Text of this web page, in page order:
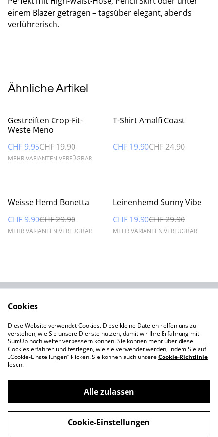
einem Blazer getragen – tagsüber elegant, abends
verführerisch.
Ähnliche Artikel
%
Gestreiften Crop-Fit-
Weste Meno
CHF 9.95CHF 19.90
MEHR VARIANTEN VERFÜGBAR
%
T-Shirt Amalfi Coast
CHF 19.90CHF 24.90
%
Weisse Hemd Bonetta
CHF 9.90CHF 29.90
MEHR VARIANTEN VERFÜGBAR
%
Leinenhemd Sunny Vibe
CHF 19.90CHF 29.90
MEHR VARIANTEN VERFÜGBAR
Kontaktieren Sie uns
Datenschutzbestimm
ungen von SumUp
Cookie-Richtlinie
©2026Tina Boutique
powered by
Cookies
Diese Website verwendet Cookies. Diese kleine Dateien helfen uns zu
verstehen, wie Sie unsere Dienste nutzen, damit wir Ihre Erfahrung mit
SumUp noch weiter verbessern können. Sie können mehr über diese
Cookies erfahren und festlegen, wie sie verwendet werden, indem Sie auf
„Cookie-Einstellungen” klicken. Sie können auch unsereCookie-Richtlinie
lesen.
Alle zulassen
Cookie-Einstellungen